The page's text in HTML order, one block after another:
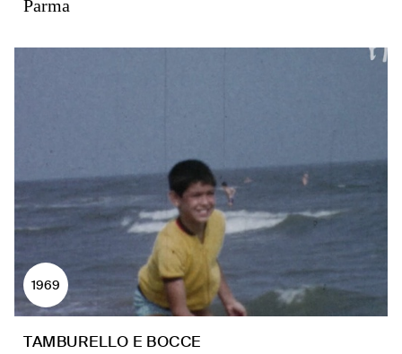
Parma
1969
TAMBURELLO E BOCCE